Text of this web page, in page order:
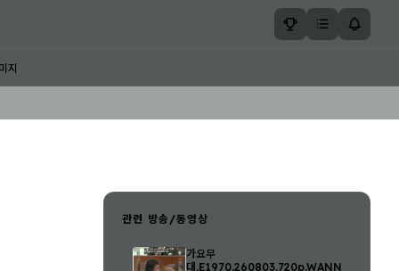
지
관련 방송/동영상
가요무
대.E1970.260803.720p.WANNA